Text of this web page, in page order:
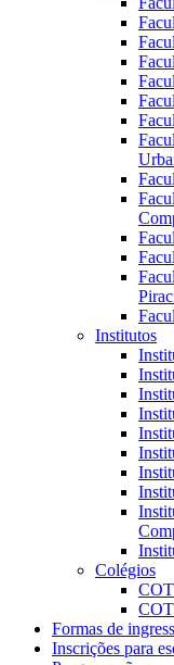
Institutos
Colégios
Formas de
Inscrições para